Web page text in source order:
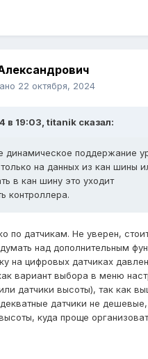
22 октября, 2024
в 19:03, titanik сказал:
динамическое поддержание
на данных из кан шины
в кан шину это уходит
контроллера.
по датчикам. Не уверен,
над дополнительным
на цифровых датчиках
вариант выбора в меню
датчики высоты), так как
датчики не
куда проще